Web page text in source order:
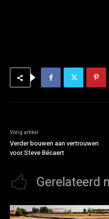
Vorig artikel
Verder bouwen aan vertrouwen
voor Steve Bécaert
Gerelateerd